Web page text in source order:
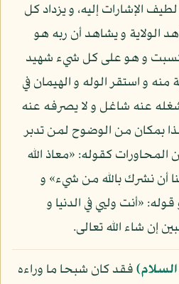
الإشارات إليه، و يزداد كل
الولاية و يشاهد أن ربه هو
و هو على كل شيء شهيد
و استقر الوله و الهيمان في
عنه شاغل و لا يصرفه عنه
بمكان من الوضوح لمن تدبر
كقوله: «معاذ الله
أن نشرك بالله من شيء» و
«أنت وليي في الدنيا و
إن شاء الله تعالى.
فقد كان شبحا ما وراءه